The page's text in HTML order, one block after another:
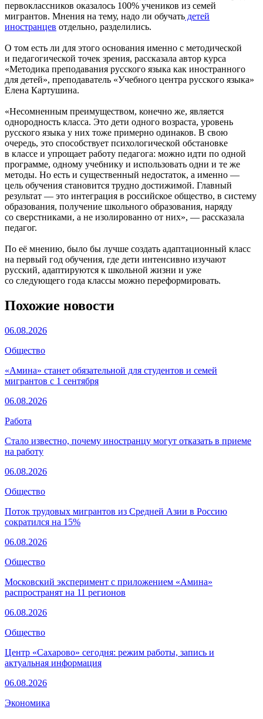
первоклассников оказалось 100% учеников из семей
мигрантов. Мнения на тему, надо ли обучать детей
иностранцев отдельно, разделились.
О том есть ли для этого основания именно с методической
и педагогической точек зрения, рассказала автор курса
«Методика преподавания русского языка как иностранного
для детей», преподаватель «Учебного центра русского языка»
Елена Картушина.
«Несомненным преимуществом, конечно же, является
однородность класса. Это дети одного возраста, уровень
русского языка у них тоже примерно одинаков. В свою
очередь, это способствует психологической обстановке
в классе и упрощает работу педагога: можно идти по одной
программе, одному учебнику и использовать одни и те же
методы. Но есть и существенный недостаток, а именно —
цель обучения становится трудно достижимой. Главный
результат — это интеграция в российское общество, в систему
образования, получение школьного образования, наряду
со сверстниками, а не изолированно от них», — рассказала
педагог.
По её мнению, было бы лучше создать адаптационный класс
на первый год обучения, где дети интенсивно изучают
русский, адаптируются к школьной жизни и уже
со следующего года классы можно переформировать.
Похожие новости
06.08.2026
Общество
«Амина» станет обязательной для студентов и семей
мигрантов с 1 сентября
06.08.2026
Работа
Стало известно, почему иностранцу могут отказать в приеме
на работу
06.08.2026
Общество
Поток трудовых мигрантов из Средней Азии в Россию
сократился на 15%
06.08.2026
Общество
Московский эксперимент с приложением «Амина»
распространят на 11 регионов
06.08.2026
Общество
Центр «Сахарово» сегодня: режим работы, запись и
актуальная информация
06.08.2026
Экономика